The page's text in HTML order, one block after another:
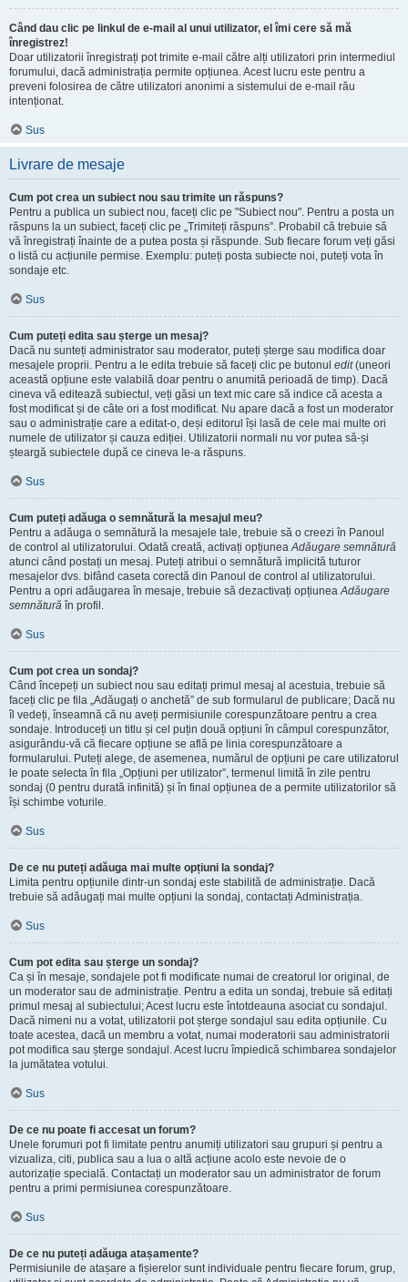
Când dau clic pe linkul de e-mail al unui utilizator, el îmi cere să mă
înregistrez!
Doar utilizatorii înregistrați pot trimite e-mail către alți utilizatori prin intermediul
forumului, dacă administrația permite opțiunea. Acest lucru este pentru a
preveni folosirea de către utilizatori anonimi a sistemului de e-mail rău
intenționat.
Sus
Livrare de mesaje
Cum pot crea un subiect nou sau trimite un răspuns?
Pentru a publica un subiect nou, faceți clic pe "Subiect nou". Pentru a posta un
răspuns la un subiect, faceți clic pe „Trimiteți răspuns”. Probabil că trebuie să
vă înregistrați înainte de a putea posta și răspunde. Sub fiecare forum veți găsi
o listă cu acțiunile permise. Exemplu: puteți posta subiecte noi, puteți vota în
sondaje etc.
Sus
Cum puteți edita sau șterge un mesaj?
Dacă nu sunteți administrator sau moderator, puteți șterge sau modifica doar
mesajele proprii. Pentru a le edita trebuie să faceți clic pe butonul edit(uneori
această opțiune este valabilă doar pentru o anumită perioadă de timp). Dacă
cineva vă editează subiectul, veți găsi un text mic care să indice că acesta a
fost modificat și de câte ori a fost modificat. Nu apare dacă a fost un moderator
sau o administrație care a editat-o, deși editorul își lasă de cele mai multe ori
numele de utilizator și cauza ediției. Utilizatorii normali nu vor putea să-și
șteargă subiectele după ce cineva le-a răspuns.
Sus
Cum puteți adăuga o semnătură la mesajul meu?
Pentru a adăuga o semnătură la mesajele tale, trebuie să o creezi în Panoul
de control al utilizatorului. Odată creată, activați opțiuneaAdăugare semnătură
atunci când postați un mesaj. Puteți atribui o semnătură implicită tuturor
mesajelor dvs. bifând caseta corectă din Panoul de control al utilizatorului.
Pentru a opri adăugarea în mesaje, trebuie să dezactivați opțiuneaAdăugare
semnătură în profil.
Sus
Cum pot crea un sondaj?
Când începeți un subiect nou sau editați primul mesaj al acestuia, trebuie să
faceți clic pe fila „Adăugați o anchetă” de sub formularul de publicare; Dacă nu
îl vedeți, înseamnă că nu aveți permisiunile corespunzătoare pentru a crea
sondaje. Introduceți un titlu și cel puțin două opțiuni în câmpul corespunzător,
asigurându-vă că fiecare opțiune se află pe linia corespunzătoare a
formularului. Puteți alege, de asemenea, numărul de opțiuni pe care utilizatorul
le poate selecta în fila „Opțiuni per utilizator”, termenul limită în zile pentru
sondaj (0 pentru durată infinită) și în final opțiunea de a permite utilizatorilor să
își schimbe voturile.
Sus
De ce nu puteți adăuga mai multe opțiuni la sondaj?
Limita pentru opțiunile dintr-un sondaj este stabilită de administrație. Dacă
trebuie să adăugați mai multe opțiuni la sondaj, contactați Administrația.
Sus
Cum pot edita sau șterge un sondaj?
Ca și în mesaje, sondajele pot fi modificate numai de creatorul lor original, de
un moderator sau de administrație. Pentru a edita un sondaj, trebuie să editați
primul mesaj al subiectului; Acest lucru este întotdeauna asociat cu sondajul.
Dacă nimeni nu a votat, utilizatorii pot șterge sondajul sau edita opțiunile. Cu
toate acestea, dacă un membru a votat, numai moderatorii sau administratorii
pot modifica sau șterge sondajul. Acest lucru împiedică schimbarea sondajelor
la jumătatea votului.
Sus
De ce nu poate fi accesat un forum?
Unele forumuri pot fi limitate pentru anumiți utilizatori sau grupuri și pentru a
vizualiza, citi, publica sau a lua o altă acțiune acolo este nevoie de o
autorizație specială. Contactați un moderator sau un administrator de forum
pentru a primi permisiunea corespunzătoare.
Sus
De ce nu puteți adăuga atașamente?
Permisiunile de atașare a fișierelor sunt individuale pentru fiecare forum, grup,